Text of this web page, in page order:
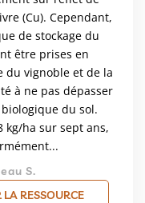
(Cu). Cependant,
de stockage du
être prises en
du vignoble et de la
à ne pas dépasser
du sol.
kg/ha sur sept ans,
S.
LA RESSOURCE